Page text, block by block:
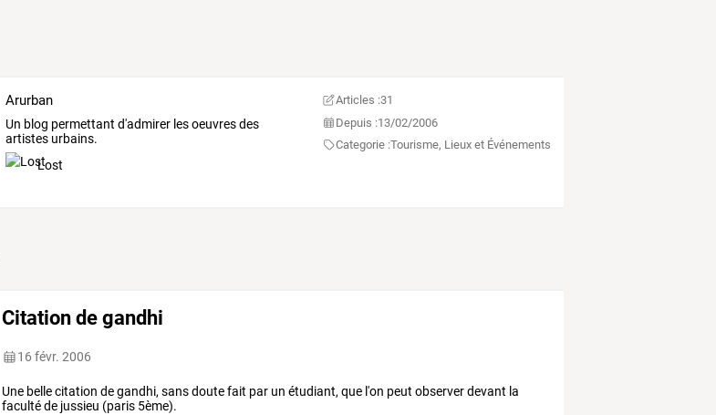
Arurban
Un blog permettant d'admirer les oeuvres des
artistes urbains.
Lost
Articles :31
Depuis :13/02/2006
Categorie :Tourisme, Lieux et Événements
Citation de gandhi
16 févr. 2006
Une belle citation de gandhi, sans doute fait par un étudiant, que l'on peut observer devant la
faculté de jussieu (paris 5ème).